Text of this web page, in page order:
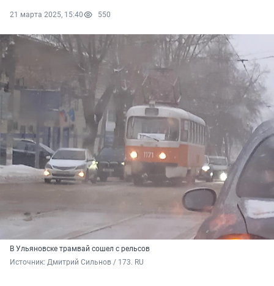
21 марта 2025, 15:40 550
В Ульяновске трамвай сошел с рельсов
Источник: Дмитрий Сильнов / 173. RU